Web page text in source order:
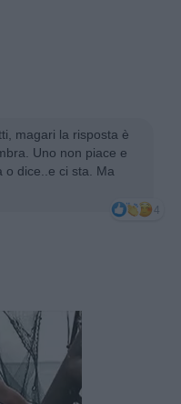
magari la risposta è
Uno non piace e
o dice..e ci sta. Ma
4